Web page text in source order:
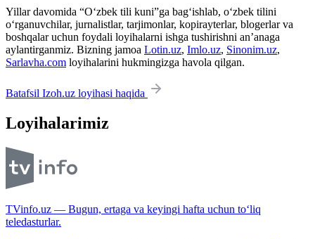
Yillar davomida “O‘zbek tili kuni”ga bag‘ishlab, o‘zbek tilini
o‘rganuvchilar, jurnalistlar, tarjimonlar, kopirayterlar, blogerlar va
boshqalar uchun foydali loyihalarni ishga tushirishni an’anaga
aylantirganmiz. Bizning jamoa Lotin.uz, Imlo.uz, Sinonim.uz,
Sarlavha.com loyihalarini hukmingizga havola qilgan.
Batafsil Izoh.uz loyihasi haqida
Loyihalarimiz
TVinfo.uz — Bugun, ertaga va keyingi hafta uchun to‘liq
teledasturlar.